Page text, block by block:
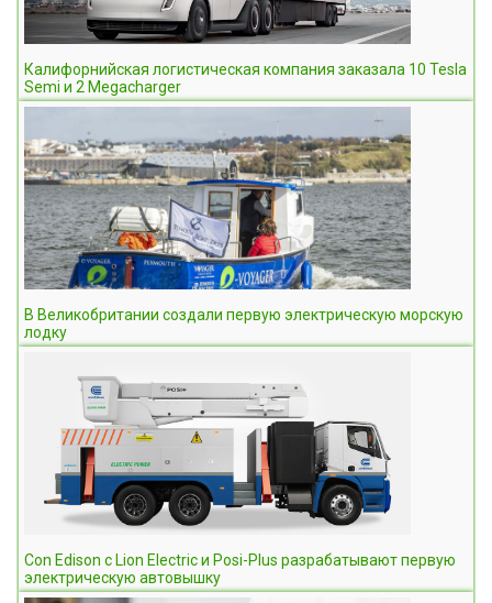
Калифорнийская логистическая компания заказала 10 Tesla
Semi и 2 Megacharger
В Великобритании создали первую электрическую морскую
лодку
Con Edison с Lion Electric и Posi-Plus разрабатывают первую
электрическую автовышку